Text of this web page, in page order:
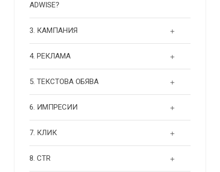
ADWISE?
3. КАМПАНИЯ
4. РЕКЛАМА
5. ТЕКСТОВА ОБЯВА
6. ИМПРЕСИИ
7. КЛИК
8. CTR